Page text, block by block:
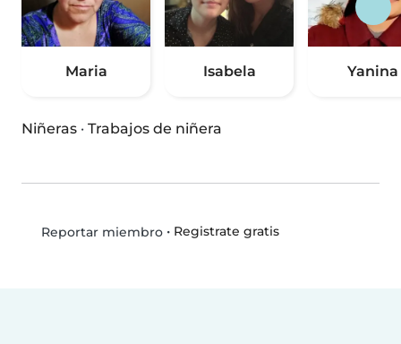
Maria Isabela Yanina
Niñeras · Trabajos de niñera
Reportar miembro• Registrate gratis